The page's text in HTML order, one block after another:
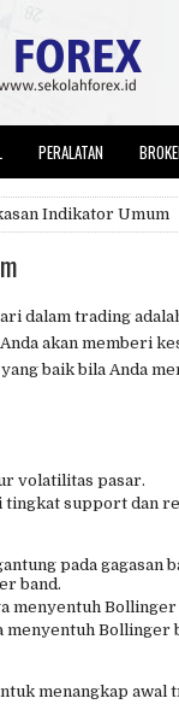
PERALATAN
Indikator Umum
dalam trading
akan memberi
baik bila Anda
volatilitas pasar.
support dan
pada gagasan
band.
menyentuh Bollinger
menyentuh Bollinger
menangkap awal